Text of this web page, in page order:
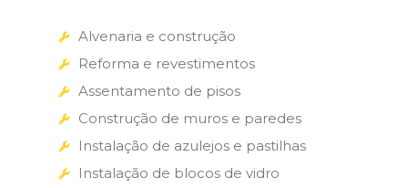
Alvenaria e construção
Reforma e revestimentos
Assentamento de pisos
Construção de muros e paredes
Instalação de azulejos e pastilhas
Instalação de blocos de vidro